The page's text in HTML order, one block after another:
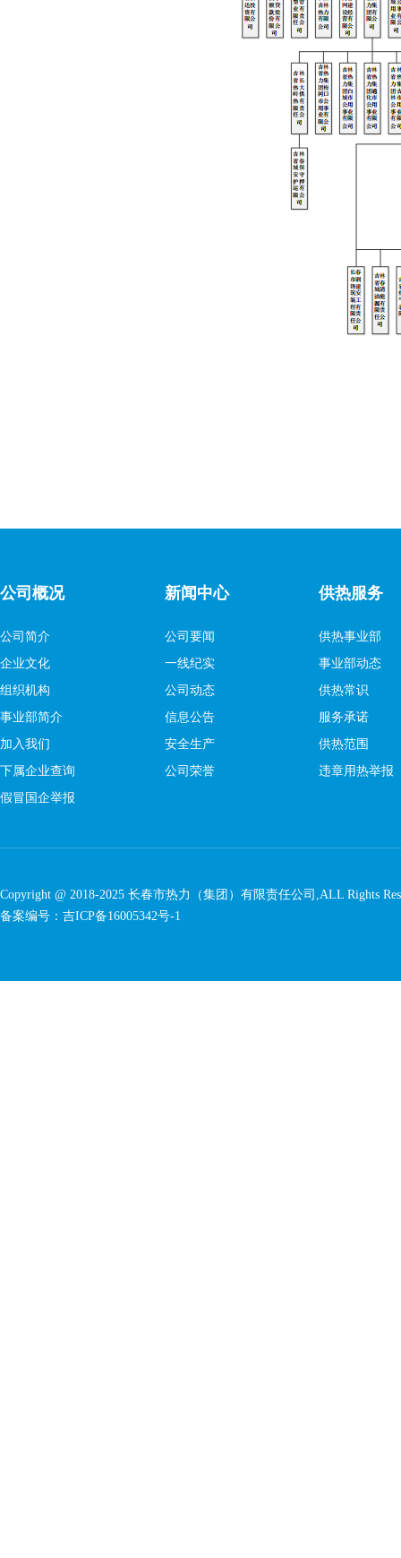
公司概况
公司简介
企业文化
组织机构
事业部简介
加入我们
下属企业查询
假冒国企举报
新闻中心
公司要闻
一线纪实
公司动态
信息公告
安全生产
公司荣誉
供热服务
供热事业部
事业部动态
供热常识
服务承诺
供热范围
违章用热举报
Copyright @ 2018-2025 长春市热力（集团）有限责任公司,ALL Rights
备案编号： 吉ICP备16005342号-1